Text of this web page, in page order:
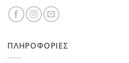
ΠΛΗΡΟΦΟΡΊΕΣ